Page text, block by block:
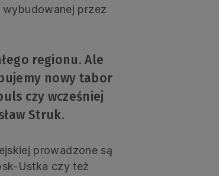
przez
regionu. Ale
nowy tabor
czy wcześniej
Struk.
prowadzone są
Ustka czy też